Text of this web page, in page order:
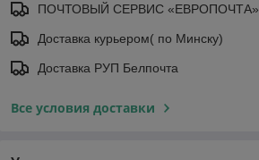
ПОЧТОВЫЙ СЕРВИС «ЕВРОПОЧТА»
Доставка курьером( по Минску)
Доставка РУП Белпочта
Все условия доставки